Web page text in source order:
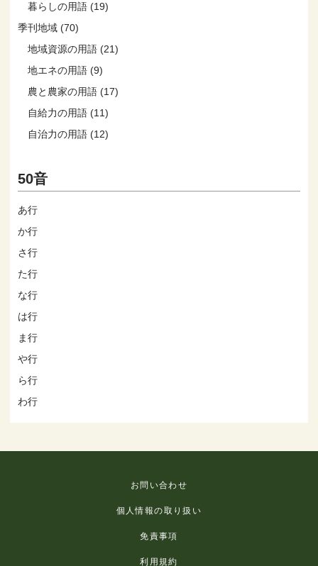
暮らしの用語 (19)
季刊地域 (70)
地域資源の用語 (21)
地エネの用語 (9)
農と農家の用語 (17)
自給力の用語 (11)
自治力の用語 (12)
50音
あ行
か行
さ行
た行
な行
は行
ま行
や行
ら行
わ行
お問い合わせ
個人情報の取り扱い
免責事項
利用規約